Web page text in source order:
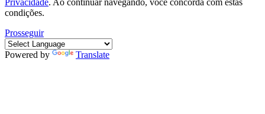
condições.
Prosseguir
Powered by Translate